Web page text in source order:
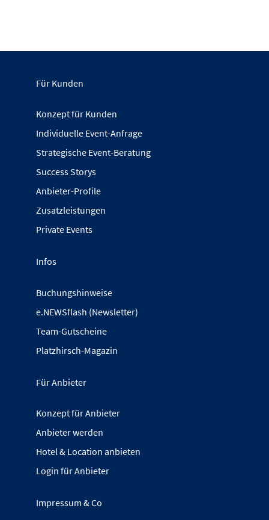
Für Kunden
Konzept für Kunden
Individuelle Event-Anfrage
Strategische Event-Beratung
Success Storys
Anbieter-Profile
Zusatzleistungen
Private Events
Infos
Buchungshinweise
e.NEWSflash (Newsletter)
Team-Gutscheine
Platzhirsch-Magazin
Für Anbieter
Konzept für Anbieter
Anbieter werden
Hotel & Location anbieten
Login für Anbieter
Impressum & Co